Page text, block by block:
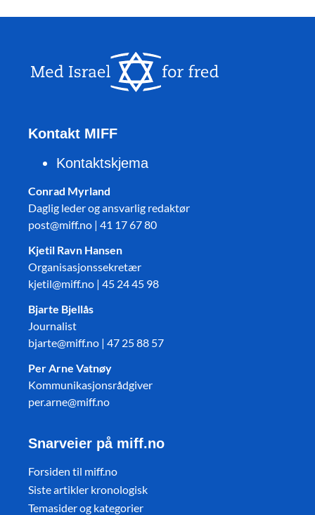
Kontakt MIFF
Kontaktskjema
Conrad Myrland
Daglig leder og ansvarlig redaktør
post@miff.no | 41 17 67 80
Kjetil Ravn Hansen
Organisasjonssekretær
kjetil@miff.no | 45 24 45 98
Bjarte Bjellås
Journalist
bjarte@miff.no | 47 25 88 57
Per Arne Vatnøy
Kommunikasjonsrådgiver
per.arne@miff.no
Snarveier på miff.no
Forsiden til miff.no
Siste artikler kronologisk
Temasider og kategorier